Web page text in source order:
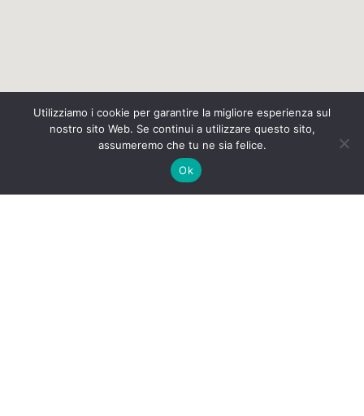
Utilizziamo i cookie per garantire la migliore esperienza sul
nostro sito Web. Se continui a utilizzare questo sito,
assumeremo che tu ne sia felice.
Ok